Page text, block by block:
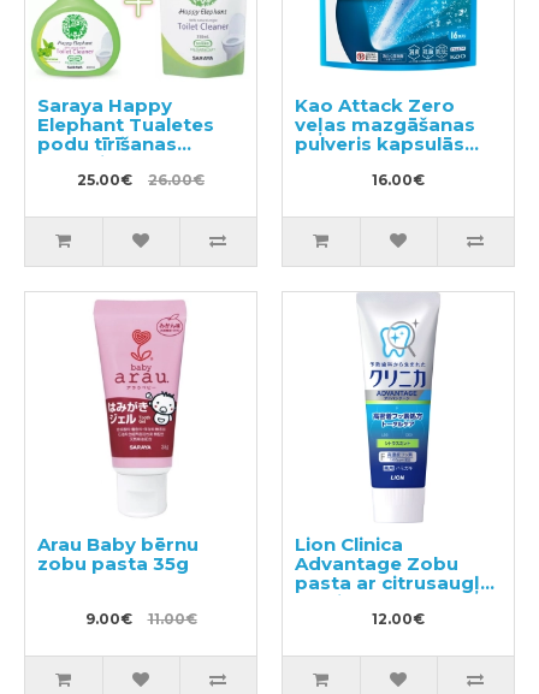
Saraya Happy
Elephant Tualetes
podu tīrīšanas
līdzeklis 400ml +
pildviela 350ml
25.00€ 26.00€
Kao Attack Zero
veļas mazgāšanas
pulveris kapsulās
16.00€
Arau Baby bērnu
zobu pasta 35g
9.00€ 11.00€
Lion Clinica
Advantage Zobu
pasta ar citrusaugļu
un piparmētras
aromātu 130g
12.00€